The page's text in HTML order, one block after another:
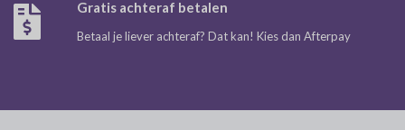
Gratis achteraf betalen
Betaal je liever achteraf? Dat kan! Kies dan Afterpay